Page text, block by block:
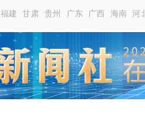
福建 甘肃 贵州 广东 广西 海南 河